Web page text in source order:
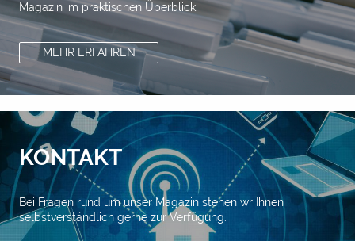
Magazin im praktischen Überblick.
MEHR ERFAHREN
KONTAKT
Bei Fragen rund um unser Magazin stehen wr Ihnen
selbstverständlich gerne zur Verfügung.